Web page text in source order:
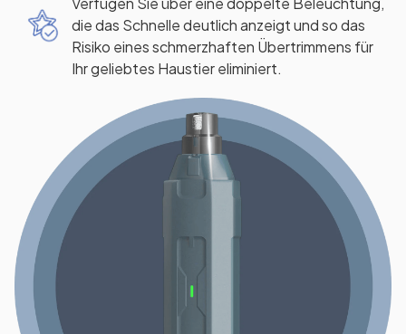
die das Schnelle deutlich anzeigt und so das
Risiko eines schmerzhaften Übertrimmens für
Ihr geliebtes Haustier eliminiert.